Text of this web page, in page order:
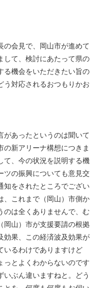
会見で、岡山市が進めて
して、検討にあたって県の
る機会をいただきたい旨の
う対応されるおつもりかお
あったというのは聞いて
の新アリーナ構想につきま
て、今の状況を説明する機
ツの振興についても意見交
知をされたところでござい
、これまで（岡山）市側か
のは全くありませんで、む
岡山）市が支援要請の根拠
効果、この経済波及効果が
いるわけでありますけど
っとよくわからないのです
いぶん違いますねと。どう